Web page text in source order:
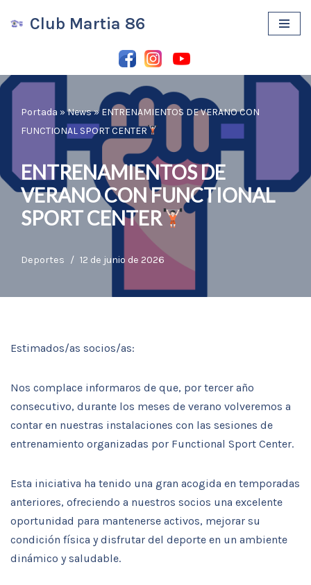
contenido
Club Martia 86
Portada »News»ENTRENAMIENTOS DE VERANO CON
FUNCTIONAL SPORT CENTER
ENTRENAMIENTOS DE
VERANO CON FUNCTIONAL
SPORT CENTER
Deportes 12 de junio de 2026
Estimados/as socios/as:
Nos complace informaros de que, por tercer año
consecutivo, durante los meses de verano volveremos a
contar en nuestras instalaciones con las sesiones de
entrenamiento organizadas por Functional Sport Center.
Esta iniciativa ha tenido una gran acogida en temporadas
anteriores, ofreciendo a nuestros socios una excelente
oportunidad para mantenerse activos, mejorar su
condición física y disfrutar del deporte en un ambiente
dinámico y saludable.